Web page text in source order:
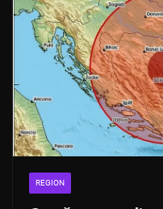
REGION